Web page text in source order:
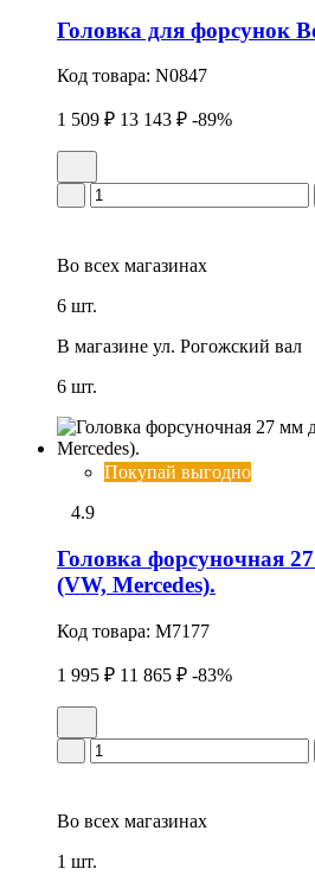
Головка для форсунок
Код товара: N0847
1 509 ₽ 13 143 ₽ -89%
Во всех магазинах
6 шт.
В магазине ул. Рогожский вал
6 шт.
Покупай выгодно
4.9
Головка фоpсуночная
(VW, Mercedes).
Код товара: M7177
1 995 ₽ 11 865 ₽ -83%
Во всех магазинах
1 шт.